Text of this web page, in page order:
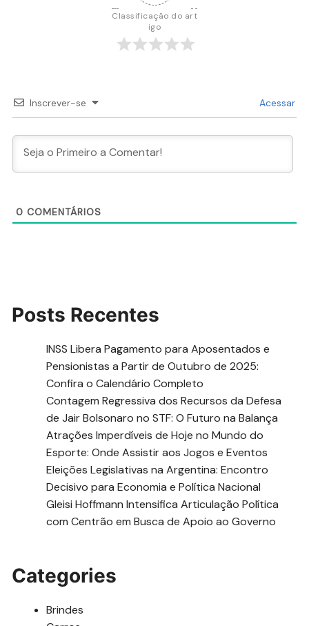
Classificação do art
igo
Inscrever-se Acessar
0 COMENTÁRIOS
Posts Recentes
INSS Libera Pagamento para Aposentados e
Pensionistas a Partir de Outubro de 2025:
Confira o Calendário Completo
Contagem Regressiva dos Recursos da Defesa
de Jair Bolsonaro no STF: O Futuro na Balança
Atrações Imperdíveis de Hoje no Mundo do
Esporte: Onde Assistir aos Jogos e Eventos
Eleições Legislativas na Argentina: Encontro
Decisivo para Economia e Política Nacional
Gleisi Hoffmann Intensifica Articulação Política
com Centrão em Busca de Apoio ao Governo
Categories
Brindes